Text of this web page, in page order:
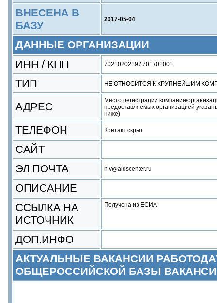
ВНЕСЕНА В
БАЗУ
2017-05-04
ДАННЫЕ ОРГАНИЗАЦИИ
ИНН / КПП
7021020219 / 701701001
ТИП НЕ ОТНОСИТСЯ К КРУПНЕЙШИМ
АДРЕС
Место регистрации компании/
предоставляемых организацией
ниже)
ТЕЛЕФОН Контакт скрыт
САЙТ
ЭЛ.ПОЧТА
hiv@aidscenter.ru
ОПИСАНИЕ
ССЫЛКА НА
ИСТОЧНИК
Получена из ЕСИА
ДОП.ИНФО
АКТУАЛЬНЫЕ ВАКАНСИИ
ОБЩЕРОССИЙСКОЙ БАЗЫ